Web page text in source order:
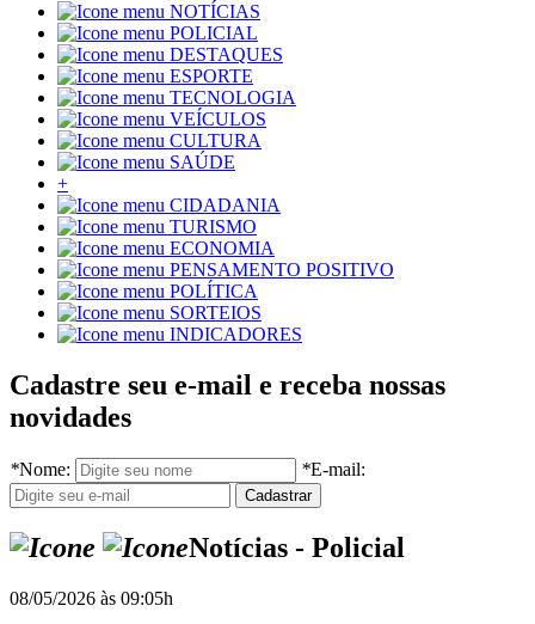
NOTÍCIAS
POLICIAL
DESTAQUES
ESPORTE
TECNOLOGIA
VEÍCULOS
CULTURA
SAÚDE
+
CIDADANIA
TURISMO
ECONOMIA
PENSAMENTO POSITIVO
POLÍTICA
SORTEIOS
INDICADORES
Cadastre seu e-mail e receba nossas
novidades
*Nome: *E-mail:
Notícias - Policial
08/05/2026 às 09:05h